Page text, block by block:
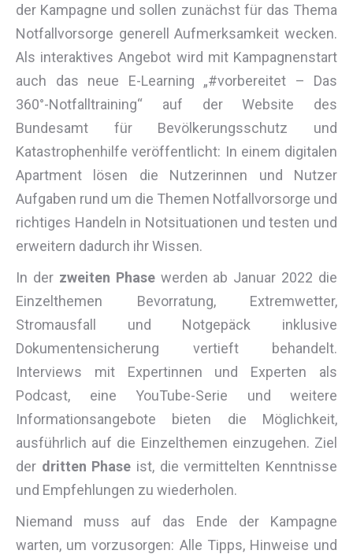
der Kampagne und sollen zunächst für das Thema
Notfallvorsorge generell Aufmerksamkeit wecken.
Als interaktives Angebot wird mit Kampagnenstart
auch das neue E-Learning „#vorbereitet – Das
360°-Notfalltraining“ auf der Website des
Bundesamt für Bevölkerungsschutz und
Katastrophenhilfe veröffentlicht: In einem digitalen
Apartment lösen die Nutzerinnen und Nutzer
Aufgaben rund um die Themen Notfallvorsorge und
richtiges Handeln in Notsituationen und testen und
erweitern dadurch ihr Wissen.
In der zweiten Phasewerden ab Januar 2022 die
Einzelthemen Bevorratung, Extremwetter,
Stromausfall und Notgepäck inklusive
Dokumentensicherung vertieft behandelt.
Interviews mit Expertinnen und Experten als
Podcast, eine YouTube-Serie und weitere
Informationsangebote bieten die Möglichkeit,
ausführlich auf die Einzelthemen einzugehen. Ziel
der dritten Phase ist, die vermittelten Kenntnisse
und Empfehlungen zu wiederholen.
Niemand muss auf das Ende der Kampagne
warten, um vorzusorgen: Alle Tipps, Hinweise und